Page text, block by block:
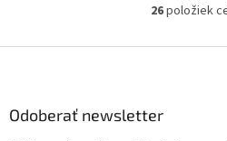
O
l
26položiek
Odoberať newsletter